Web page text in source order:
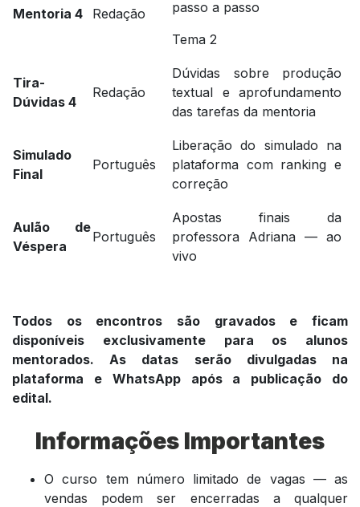
Mentoria 4 Redação
passo a passo
Tema 2
Tira-
Dúvidas 4
Redação
Dúvidas sobre produção
textual e aprofundamento
das tarefas da mentoria
Simulado
Final
Português
Liberação do simulado na
plataforma com ranking e
correção
Aulão de
Véspera
Português
Apostas finais da
professora Adriana — ao
vivo
Todos os encontros são gravados e ficam
disponíveis exclusivamente para os alunos
mentorados. As datas serão divulgadas na
plataforma e WhatsApp após a publicação do
edital.
Informações Importantes
O curso tem número limitado de vagas — as
vendas podem ser encerradas a qualquer